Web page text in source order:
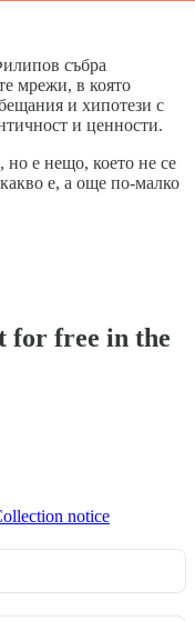
събра
мрежи, в която
и хипотези с
и ценности.
но е нещо, което не се
е, а още по-малко
for free in the
notice